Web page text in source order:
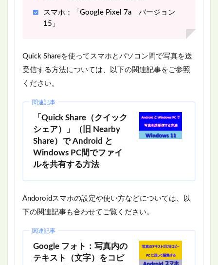
スマホ：「Google Pixel 7a バージョン
15」
Quick Shareを使ってスマホとパソコン間で写真を送
受信する方法については、以下の関連記事をご参照
ください。
関連記事
「Quick Share（クイック
シェア）」（旧 Nearby
Share）で Android と
Windows PC間でファイ
ルを共有する方法
Andoroidスマホの設定や使い方などについては、以
下の関連記事も合わせてご覧ください。
関連記事
Google フォト：写真内の
テキスト（文字）をコピ